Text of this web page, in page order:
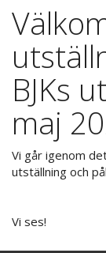
BJKs
maj
Vi går igenom
utställning och
Vi ses!